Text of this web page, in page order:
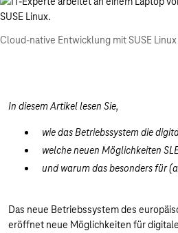
Cloud-native Entwicklung mit SUSE
In diesem Artikel lesen Sie,
wie das Betriebssystem die
welche neuen Möglichkeiten
und warum das besonders für
Das neue Betriebssystem des
eröffnet neue Möglichkeiten für